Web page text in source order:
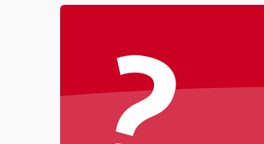
Программное обеспечение
Корпус и механика